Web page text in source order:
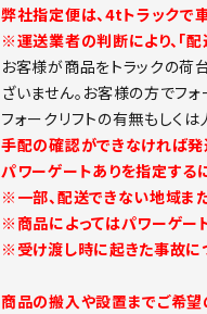
弊社指定便は、4tトラックで
※運送業者の判断により、「配
お客様が商品をトラックの荷
ざいません。お客様の方でフ
フォークリフトの有無もしく
手配の確認ができなければ発
パワーゲートありを指定す
※一部、配送できない地域ま
※商品によってはパワーゲー
※受け渡し時に起きた事故に
商品の搬入や設置までご希望